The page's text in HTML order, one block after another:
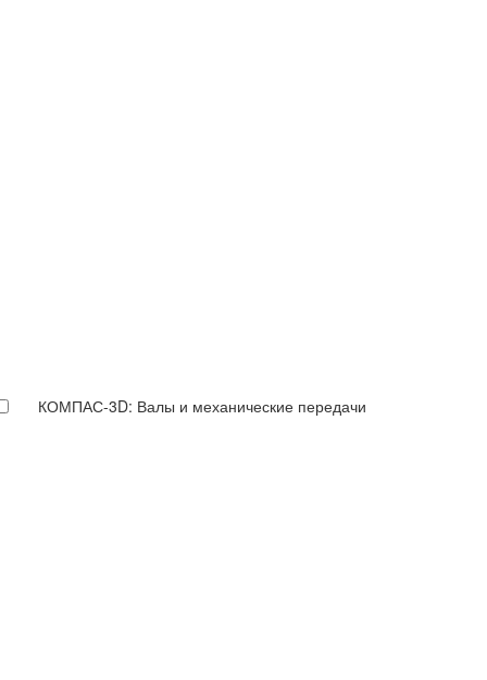
КОМПАС-3D: Валы и механические передачи